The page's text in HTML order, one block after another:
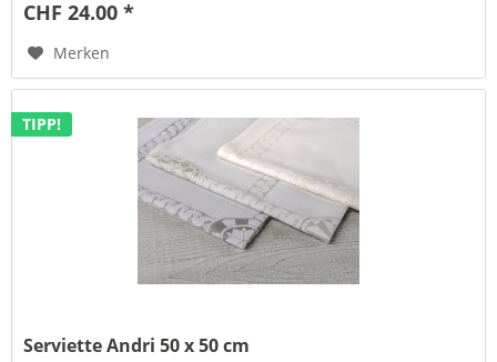
CHF 24.00 *
Merken
TIPP!
Serviette Andri 50 x 50 cm